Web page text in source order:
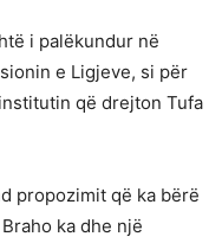
i palëkundur në
e Ligjeve, si për
që drejton Tufa
propozimit që ka bërë
ka dhe një